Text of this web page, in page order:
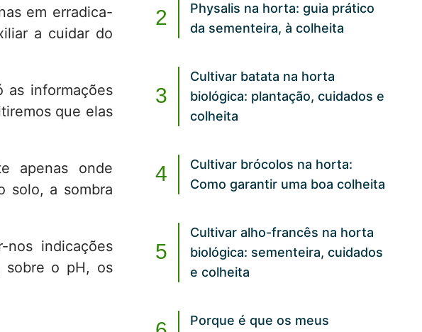
em erradica-
a cuidar do
as informações
que elas
apenas onde
solo, a sombra
nos indicações
sobre o pH, os
Physalis na horta: guia prático
da sementeira, à colheita
Cultivar batata na horta
biológica: plantação, cuidados e
colheita
Cultivar brócolos na horta:
Como garantir uma boa colheita
Cultivar alho-francês na horta
biológica: sementeira, cuidados
e colheita
Porque é que os meus